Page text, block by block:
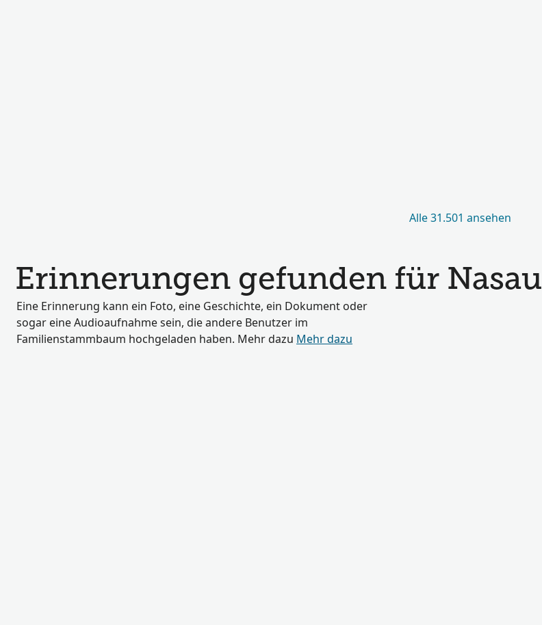
Alle 31.501 ansehen
Erinnerungen gefunden für Nasau
Eine Erinnerung kann ein Foto, eine Geschichte, ein Dokument oder
sogar eine Audioaufnahme sein, die andere Benutzer im
Familienstammbaum hochgeladen haben. Mehr dazu Mehr dazu